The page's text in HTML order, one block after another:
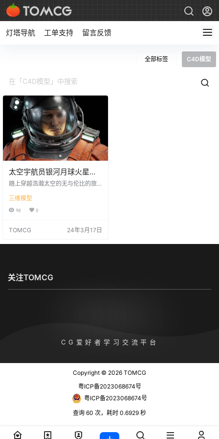
灯塔导航 工单支持 留言反馈
全部标签 C4D模型
太空宇航员银河月球火星宇
航服天文新星外星3D模型资
Astronova
踏上穿越浩瀚太空的无与伦比的旅
备你的宇航服，在你忠实的迷你漫
游者伙伴的陪伴下，踏上前往遥远
并深入探索未探索世界的奥秘。 资
品：一名全装备英雄宇航员（提供3
石头、月球和火星配色方…
三维模型
98 0
TOMCG 24年3月17日
关注TOMCG
CG爱好者学习交流平台
Copyright © 2026 TOMCG
粤ICP备2023068674号
粤ICP备2023068674号
查询 60 次，耗时 0.6929 秒